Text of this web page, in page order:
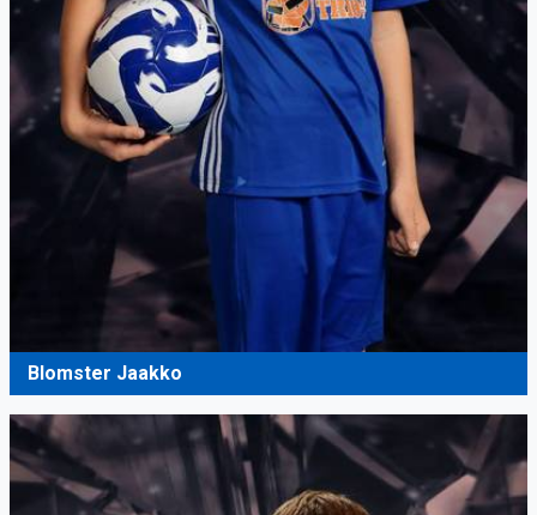
Blomster Jaakko